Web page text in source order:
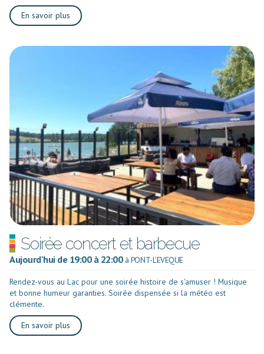
En savoir plus
Soirée concert et barbecue
Aujourd'hui de 19:00 à 22:00 à PONT-L'EVEQUE
Rendez-vous au Lac pour une soirée histoire de s'amuser ! Musique
et bonne humeur garanties. Soirée dispensée si la météo est
clémente.
En savoir plus